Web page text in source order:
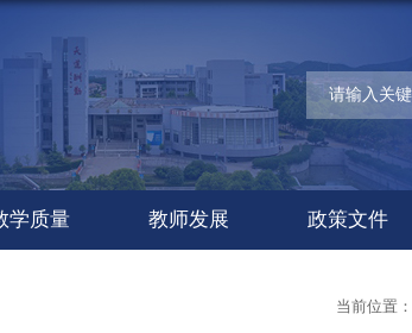
学质量 教师发展 政策文件
当前位置：